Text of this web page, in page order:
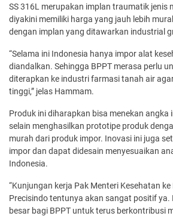
SS 316L merupakan implan traumatik jenis
diyakini memiliki harga yang jauh lebih
dengan implan yang ditawarkan industrial
“Selama ini Indonesia hanya impor alat
diandalkan. Sehingga BPPT merasa perlu
diterapkan ke industri farmasi tanah air
tinggi,” jelas Hammam.
Produk ini diharapkan bisa menekan angka
selain menghasilkan prototipe produk
murah dari produk impor. Inovasi ini juga
impor dan dapat didesain menyesuaikan
Indonesia.
“Kunjungan kerja Pak Menteri Kesehatan
Precisindo tentunya akan sangat positif ya.
besar bagi BPPT untuk terus berkontribusi